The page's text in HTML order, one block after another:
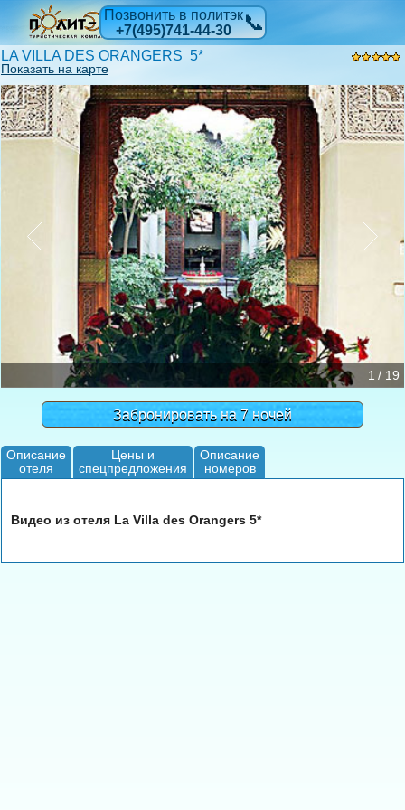
Позвонить в политэк
+7(495)741-44-30
📞
LA VILLA DES ORANGERS 5*
Показать на карте
1 / 19
Забронировать на 7 ночей
Описание
отеля
Цены и
спецпредложения
Описание
номеров
Видео из отеля La Villa des Orangers 5*